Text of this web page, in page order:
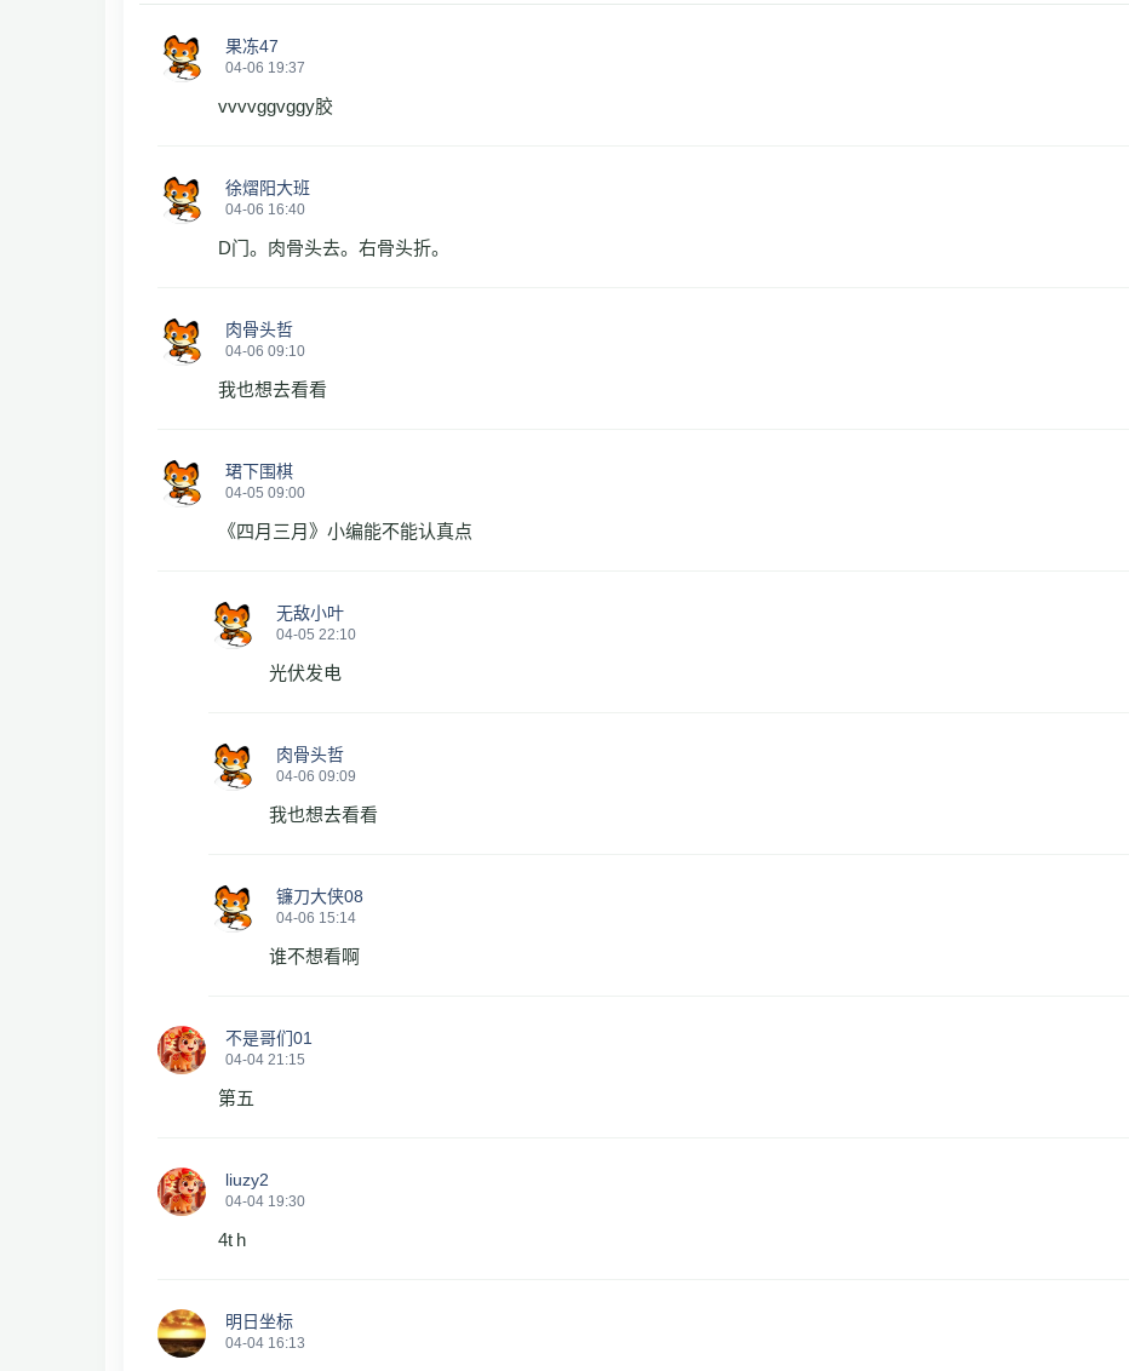
果冻47
04-06 19:37
vvvvggvggy胶
徐熠阳大班
04-06 16:40
D门。肉骨头去。右骨头折。
肉骨头哲
04-06 09:10
我也想去看看
珺下围棋
04-05 09:00
《四月三月》小编能不能认真点
无敌小叶
04-05 22:10
光伏发电
肉骨头哲
04-06 09:09
我也想去看看
镰刀大侠08
04-06 15:14
谁不想看啊
不是哥们01
04-04 21:15
第五
liuzy2
04-04 19:30
4t h
明日坐标
04-04 16:13